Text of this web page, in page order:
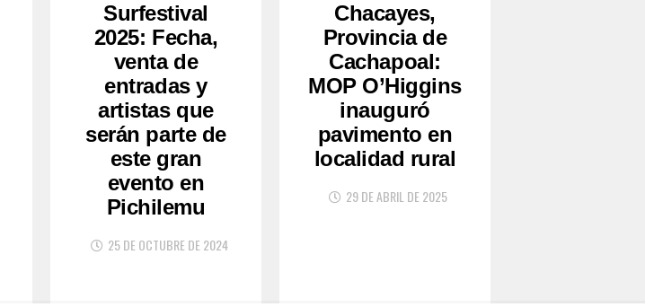
Surfestival
2025: Fecha,
venta de
entradas y
artistas que
serán parte de
este gran
evento en
Pichilemu
25 DE OCTUBRE DE 2024
Chacayes,
Provincia de
Cachapoal:
MOP O’Higgins
inauguró
pavimento en
localidad rural
29 DE ABRIL DE 2025